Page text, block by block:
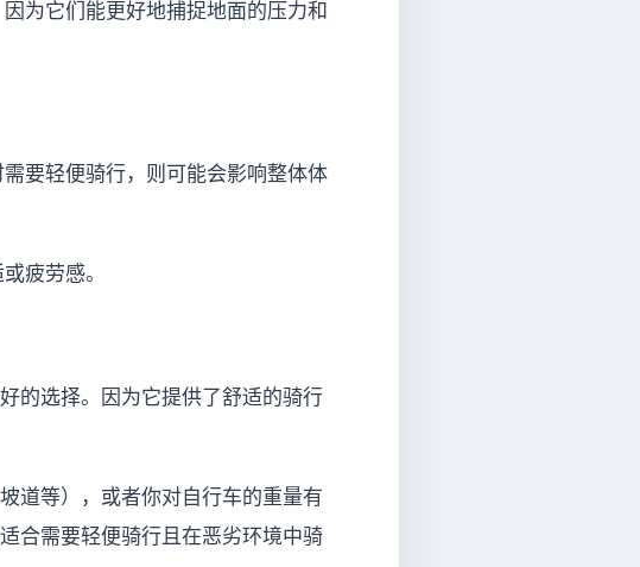
为它们能更好地捕捉地面的压力和
要轻便骑行，则可能会影响整体体
疲劳感。
的选择。因为它提供了舒适的骑行
道等），或者你对自行车的重量有
合需要轻便骑行且在恶劣环境中骑